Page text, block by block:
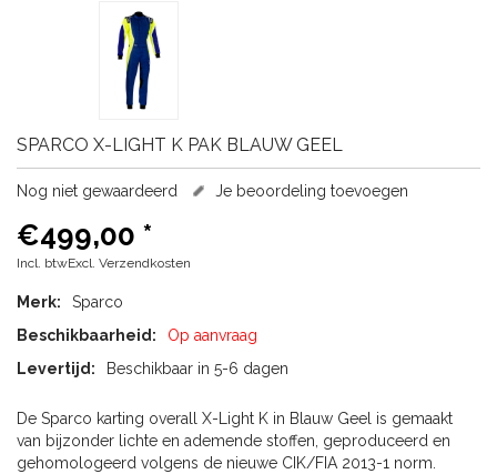
SPARCO X-LIGHT K PAK BLAUW GEEL
Nog niet gewaardeerd Je beoordeling toevoegen
€499,00 *
Incl. btwExcl. Verzendkosten
Merk:
Sparco
Beschikbaarheid:
Op aanvraag
Levertijd:
Beschikbaar in 5-6 dagen
De Sparco karting overall X-Light K in Blauw Geel is gemaakt
van bijzonder lichte en ademende stoffen, geproduceerd en
gehomologeerd volgens de nieuwe CIK/FIA 2013-1 norm.